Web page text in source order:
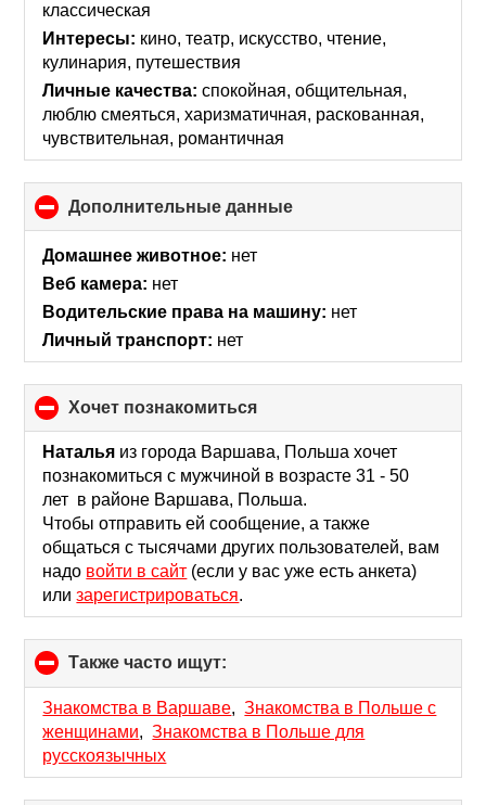
классическая
Интересы: кино, театр, искусcтво, чтение,
кулинария, путешествия
Личные качества: спокойная, общительная,
люблю смеяться, харизматичная, раскованная,
чувствительная, романтичная
Дополнительные данные
to
Домашнее животное: нет
Веб камера: нет
Водительские права на машину: нет
Личный транспорт: нет
хочет познакомиться
to
collapse
contents
Наталья из города Варшава, Польша хочет
познакомиться с мужчиной в возрасте 31 - 50
лет в районе Варшава, Польша.
Чтобы отправить ей сообщение, а также
общаться с тысячами других пользователей, вам
надо войти в сайт (если у вас уже есть анкета)
илизарегистрироваться.
Также часто ищут:
to
collapse
contents
Знакомства в Варшаве,Знакомства в Польше с
женщинами,Знакомства в Польше для
русскоязычных